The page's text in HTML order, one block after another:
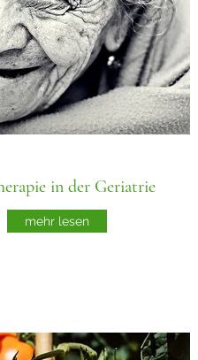
in der Geriatrie
mehr lesen